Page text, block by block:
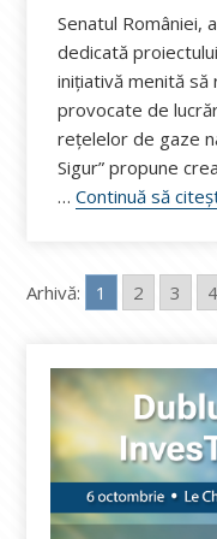
Senatul României,
dedicată
inițiativă menită să
provocate de
rețelelor de gaze
Sigur” propune
…Continuă să
Arhivă: 1 2 3 4